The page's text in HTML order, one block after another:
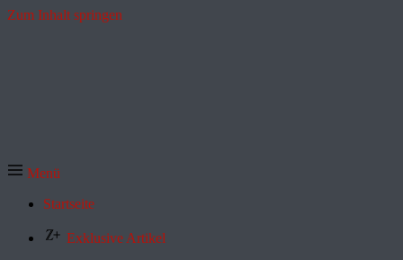
Zum Inhalt springen
Menü
Startseite
Exklusive Artikel